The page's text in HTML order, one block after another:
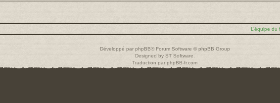
L’équipe du
Développé par phpBB® Forum Software © phpBB Group
Designed by ST Software
Traduction par phpBB-fr.com